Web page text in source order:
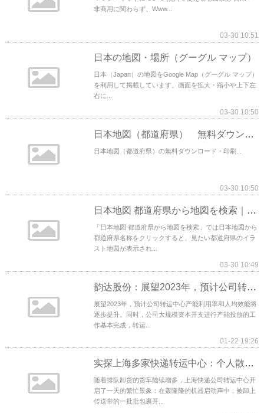
非商用に関わらず、Www...
03-30 10:51
日本の地図・場所（グーグル マップ）
日本（Japan）の地図をGoogle Map（グーグル マップ）
を利用して掲載しています。画面を拡大・縮小や上下左
右に...
03-30 10:50
日本地図（都道府県） 無料ダウンロード・印刷｜ちびむすドリル【小学生】
日本地図（都道府県）の無料ダウンロード・印刷...
03-30 10:50
日本地図 都道府県から地図を検索｜マピオン
「日本地図 都道府県から地図を検索」では日本地図から
都道府県名称をクリックすると、見たい都道府県のイラ
スト地図が表示され...
03-30 10:49
韵达股份：展望2023年，预计公司转运中心产能利用率和人均效能将逐步提升
展望2023年，预计公司转运中心产能利用率和人均效能将
逐步提升。同时，公司大规模资本开支进行产能投放的工
作基本完成，转运...
01-22 19:26
实探上海多家快递转运中心：个人散件寄递业务加速恢复
随着排队卸货的货车陆续增多，上海快递公司转运中心开
启了一天的繁忙景象：在轰隆隆的机器启动声中，被卸上
传送带的一批批包裹开...